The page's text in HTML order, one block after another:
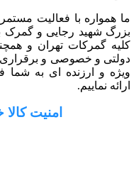
ما همواره با فعالیت
بزرگ شهید رجایی و گمرک
کلیه گمرکات تهران و
دولتی و خصوصی و برقراری
ویژه و ارزنده ای به شما
ارائه نماییم.
امنیت